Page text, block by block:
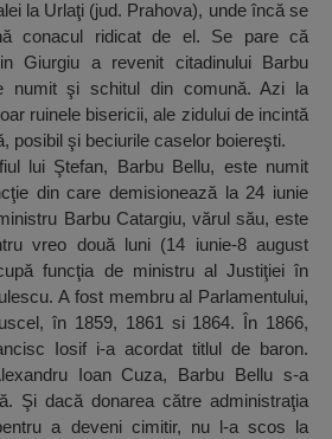
la Urlaţi (jud. Prahova), unde încă se
conacul ridicat de el. Se pare că
Giurgiu a revenit citadinului Barbu
numit şi schitul din comună. Azi la
ruinele bisericii, ale zidului de incintă
posibil şi beciurile caselor boiereşti.
lui Ştefan, Barbu Bellu, este numit
din care demisionează la 24 iunie
Barbu Catargiu, vărul său, este
vreo două luni (14 iunie-8 august
funcţia de ministru al Justiţiei în
A fost membru al Parlamentului,
în 1859, 1861 si 1864. În 1866,
Iosif i-a acordat titlul de baron.
Ioan Cuza, Barbu Bellu s-a
Şi dacă donarea către administraţia
a deveni cimitir, nu l-a scos la